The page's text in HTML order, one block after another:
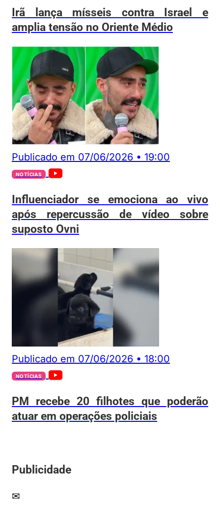
Irã lança mísseis contra Israel e
amplia tensão no Oriente Médio
Publicado em 07/06/2026 • 19:00
NOTÍCIAS
Influenciador se emociona ao vivo
após repercussão de vídeo sobre
suposto Ovni
Publicado em 07/06/2026 • 18:00
NOTÍCIAS
PM recebe 20 filhotes que poderão
atuar em operações policiais
Publicidade
✉